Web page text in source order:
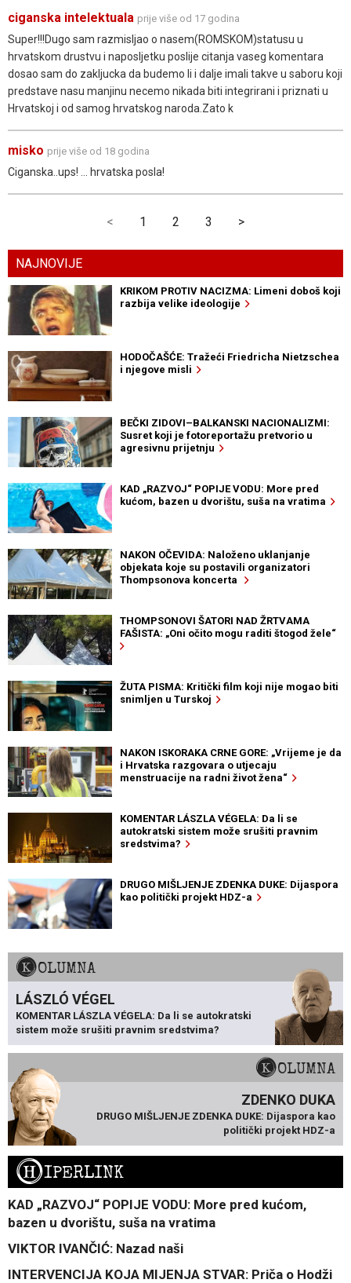
ciganska intelektuala prije više od 17 godina
Super!!!Dugo sam razmisljao o nasem(ROMSKOM)statusu u
hrvatskom drustvu i naposljetku poslije citanja vaseg komentara
dosao sam do zakljucka da budemo li i dalje imali takve u saboru koji
predstave nasu manjinu necemo nikada biti integrirani i priznati u
Hrvatskoj i od samog hrvatskog naroda.Zato k
misko prije više od 18 godina
Ciganska..ups! ... hrvatska posla!
< 1 2 3 >
NAJNOVIJE
KRIKOM PROTIV NACIZMA: Limeni doboš koji
razbija velike ideologije
HODOČAŠĆE: Tražeći Friedricha Nietzschea
i njegove misli
BEČKI ZIDOVI–BALKANSKI NACIONALIZMI:
Susret koji je fotoreportažu pretvorio u
agresivnu prijetnju
KAD „RAZVOJ“ POPIJE VODU: More pred
kućom, bazen u dvorištu, suša na vratima
NAKON OČEVIDA: Naloženo uklanjanje
objekata koje su postavili organizatori
Thompsonova koncerta
THOMPSONOVI ŠATORI NAD ŽRTVAMA
FAŠISTA: „Oni očito mogu raditi štogod žele“
ŽUTA PISMA: Kritički film koji nije mogao biti
snimljen u Turskoj
NAKON ISKORAKA CRNE GORE: „Vrijeme je da
i Hrvatska razgovara o utjecaju
menstruacije na radni život žena“
KOMENTAR LÁSZLA VÉGELA: Da li se
autokratski sistem može srušiti pravnim
sredstvima?
DRUGO MIŠLJENJE ZDENKA DUKE: Dijaspora
kao politički projekt HDZ-a
KOLUMNA
LÁSZLÓ VÉGEL
KOMENTAR LÁSZLA VÉGELA: Da li se autokratski
sistem može srušiti pravnim sredstvima?
KOLUMNA
ZDENKO DUKA
DRUGO MIŠLJENJE ZDENKA DUKE: Dijaspora kao
politički projekt HDZ-a
HIPERLINK
KAD „RAZVOJ“ POPIJE VODU: More pred kućom,
bazen u dvorištu, suša na vratima
VIKTOR IVANČIĆ: Nazad naši
INTERVENCIJA KOJA MIJENJA STVAR: Priča o Hodži